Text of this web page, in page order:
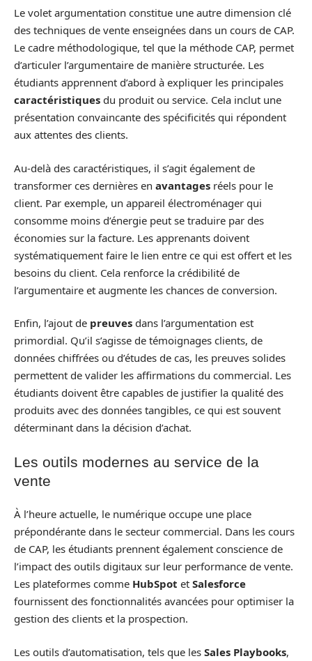
Le volet argumentation constitue une autre dimension clé
des techniques de vente enseignées dans un cours de CAP.
Le cadre méthodologique, tel que la méthode CAP, permet
d’articuler l’argumentaire de manière structurée. Les
étudiants apprennent d’abord à expliquer les principales
caractéristiques du produit ou service. Cela inclut une
présentation convaincante des spécificités qui répondent
aux attentes des clients.
Au-delà des caractéristiques, il s’agit également de
transformer ces dernières en avantages réels pour le
client. Par exemple, un appareil électroménager qui
consomme moins d’énergie peut se traduire par des
économies sur la facture. Les apprenants doivent
systématiquement faire le lien entre ce qui est offert et les
besoins du client. Cela renforce la crédibilité de
l’argumentaire et augmente les chances de conversion.
Enfin, l’ajout de preuves dans l’argumentation est
primordial. Qu’il s’agisse de témoignages clients, de
données chiffrées ou d’études de cas, les preuves solides
permettent de valider les affirmations du commercial. Les
étudiants doivent être capables de justifier la qualité des
produits avec des données tangibles, ce qui est souvent
déterminant dans la décision d’achat.
Les outils modernes au service de la
vente
À l’heure actuelle, le numérique occupe une place
prépondérante dans le secteur commercial. Dans les cours
de CAP, les étudiants prennent également conscience de
l’impact des outils digitaux sur leur performance de vente.
Les plateformes comme HubSpot et Salesforce
fournissent des fonctionnalités avancées pour optimiser la
gestion des clients et la prospection.
Les outils d’automatisation, tels que les Sales Playbooks,